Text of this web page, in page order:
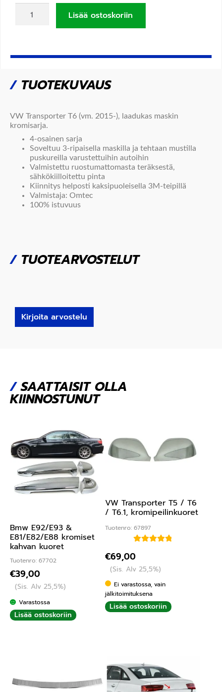
Lisää ostoskoriin
/TUOTEKUVAUS
VW Transporter T6 (vm. 2015-), laadukas maskin
kromisarja.
4-osainen sarja
Soveltuu 3-ripaisella maskilla ja tehtaan mustilla
puskureilla varustettuihin autoihin
Valmistettu ruostumattomasta teräksestä,
sähkökiilloitettu pinta
Kiinnitys helposti kaksipuoleisella 3M-teipillä
Valmistaja: Omtec
100% istuvuus
/TUOTEARVOSTELUT
Kirjoita arvostelu
/SAATTAISIT OLLA
KIINNOSTUNUT
Bmw E92/E93 &
E81/E82/E88 kromiset
kahvan kuoret
Tuotenro: 67702
€39,00
(Sis. Alv 25,5%)
Varastossa
Lisää ostoskoriin
VW Transporter T5 / T6
/ T6.1, kromipeilinkuoret
Tuotenro: 67897
5.00/ 5
€69,00
(Sis. Alv 25,5%)
Ei varastossa, vain
jälkitoimituksena
Lisää ostoskoriin